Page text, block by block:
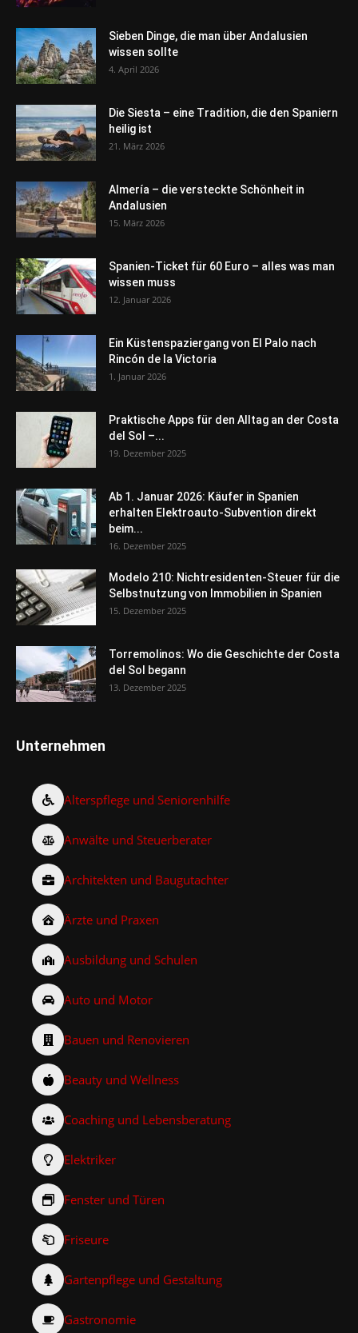
Sieben Dinge, die man über Andalusien
wissen sollte
4. April 2026
Die Siesta – eine Tradition, die den Spaniern
heilig ist
21. März 2026
Almería – die versteckte Schönheit in
Andalusien
15. März 2026
Spanien-Ticket für 60 Euro – alles was man
wissen muss
12. Januar 2026
Ein Küstenspaziergang von El Palo nach
Rincón de la Victoria
1. Januar 2026
Praktische Apps für den Alltag an der Costa
del Sol –...
19. Dezember 2025
Ab 1. Januar 2026: Käufer in Spanien
erhalten Elektroauto-Subvention direkt
beim...
16. Dezember 2025
Modelo 210: Nichtresidenten-Steuer für die
Selbstnutzung von Immobilien in Spanien
15. Dezember 2025
Torremolinos: Wo die Geschichte der Costa
del Sol begann
13. Dezember 2025
Unternehmen
Alterspflege und Seniorenhilfe
Anwälte und Steuerberater
Architekten und Baugutachter
Ärzte und Praxen
Ausbildung und Schulen
Auto und Motor
Bauen und Renovieren
Beauty und Wellness
Coaching und Lebensberatung
Elektriker
Fenster und Türen
Friseure
Gartenpflege und Gestaltung
Gastronomie